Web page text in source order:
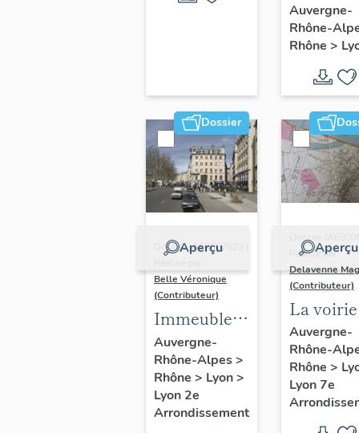
Auvergne-
Rhône-
Rhône >
Dossier
Aperçu
Dossier IA69007823 |
Belle Véronique
(Contributeur)
Immeubles
du secteur
des
Jacobins
Auvergne-
Rhône-Alpes>
Rhône > Lyon>
Lyon 2e
Arrondissement
Aperçu
Dossier
Réalisé par
Delavenne
(Contributeur)
La
secteur
d'étude
"Saint-
André"
(Lyon
Auvergne-
Rhône-
Rhône >
Lyon 7e